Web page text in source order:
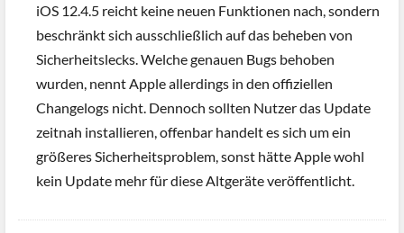
iOS 12.4.5 reicht keine neuen Funktionen nach, sondern
beschränkt sich ausschließlich auf das beheben von
Sicherheitslecks. Welche genauen Bugs behoben
wurden, nennt Apple allerdings in den offiziellen
Changelogs nicht. Dennoch sollten Nutzer das Update
zeitnah installieren, offenbar handelt es sich um ein
größeres Sicherheitsproblem, sonst hätte Apple wohl
kein Update mehr für diese Altgeräte veröffentlicht.